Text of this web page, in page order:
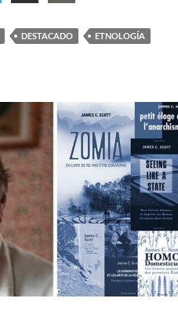
DESTACADO
ETNOLOGÍA